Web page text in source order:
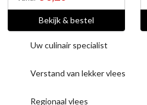
Bekijk & bestel
Uw culinair specialist
Verstand van lekker vlees
Regionaal vlees